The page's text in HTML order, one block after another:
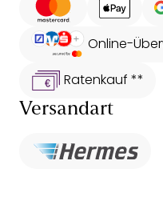
Online-
Ratenkauf **
Versandart